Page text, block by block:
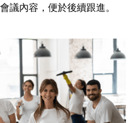
議內容，便於後續跟進。